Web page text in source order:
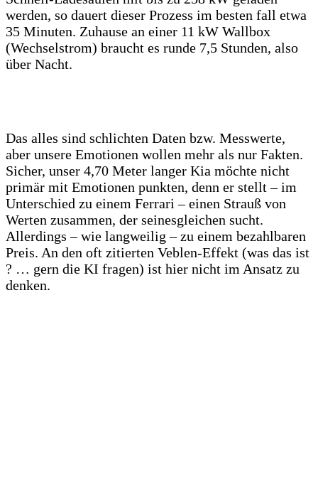
werden, so dauert dieser Prozess im besten fall etwa
35 Minuten. Zuhause an einer 11 kW Wallbox
(Wechselstrom) braucht es runde 7,5 Stunden, also
über Nacht.
Das alles sind schlichten Daten bzw. Messwerte,
aber unsere Emotionen wollen mehr als nur Fakten.
Sicher, unser 4,70 Meter langer Kia möchte nicht
primär mit Emotionen punkten, denn er stellt – im
Unterschied zu einem Ferrari – einen Strauß von
Werten zusammen, der seinesgleichen sucht.
Allerdings – wie langweilig – zu einem bezahlbaren
Preis. An den oft zitierten Veblen-Effekt (was das ist
? … gern die KI fragen) ist hier nicht im Ansatz zu
denken.